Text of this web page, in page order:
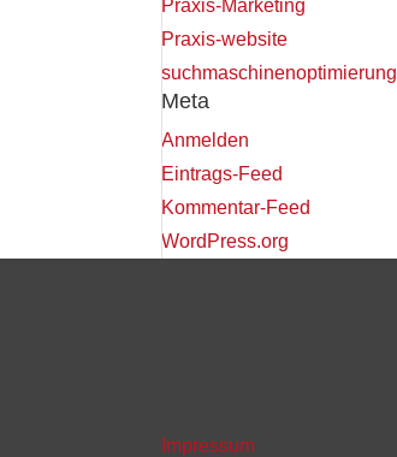
Praxis-Marketing
Praxis-website
suchmaschinenoptimierung
Meta
Anmelden
Eintrags-Feed
Kommentar-Feed
WordPress.org
Impressum